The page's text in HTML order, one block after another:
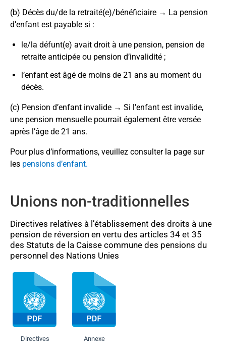
parent survivant, alors que le versement d’une
pension pour un(e) sœur ou frère non-marié(e)
s’arrête normalement quand l’intéressé(e) atteint 21
ans. Néanmoins, la pension peut être versée après
l’âge de 21 ans si la sœur ou le frère non-marié(e) est
maladie, d’occuper un emploi rémunéré lui permettant
de subvenir à ses besoins.
(b) Décès du/de la retraité(e)/bénéficiaire → La pension
d’enfant est payable si :
le/la défunt(e) avait droit à une pension, pension de
retraite anticipée ou pension d’invalidité ;
l’enfant est âgé de moins de 21 ans au moment du
décès.
(c) Pension d’enfant invalide → Si l’enfant est invalide,
une pension mensuelle pourrait également être versée
après l’âge de 21 ans.
Pour plus d’informations, veuillez consulter la page sur
les pensions d’enfant.
Unions non-traditionnelles
Directives relatives à l’établissement des droits à une
pension de réversion en vertu des articles 34 et 35
des Statuts de la Caisse commune des pensions du
personnel des Nations Unies
Directives Annexe